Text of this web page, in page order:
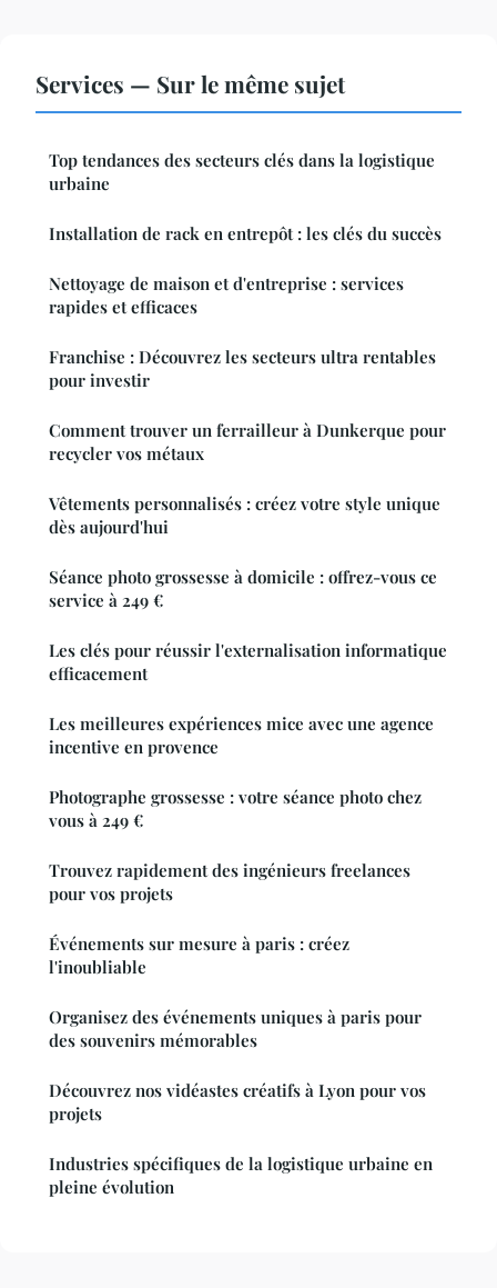
Services — Sur le même sujet
Top tendances des secteurs clés dans la logistique
urbaine
Installation de rack en entrepôt : les clés du succès
Nettoyage de maison et d'entreprise : services
rapides et efficaces
Franchise : Découvrez les secteurs ultra rentables
pour investir
Comment trouver un ferrailleur à Dunkerque pour
recycler vos métaux
Vêtements personnalisés : créez votre style unique
dès aujourd'hui
Séance photo grossesse à domicile : offrez-vous ce
service à 249 €
Les clés pour réussir l'externalisation informatique
efficacement
Les meilleures expériences mice avec une agence
incentive en provence
Photographe grossesse : votre séance photo chez
vous à 249 €
Trouvez rapidement des ingénieurs freelances
pour vos projets
Événements sur mesure à paris : créez
l'inoubliable
Organisez des événements uniques à paris pour
des souvenirs mémorables
Découvrez nos vidéastes créatifs à Lyon pour vos
projets
Industries spécifiques de la logistique urbaine en
pleine évolution